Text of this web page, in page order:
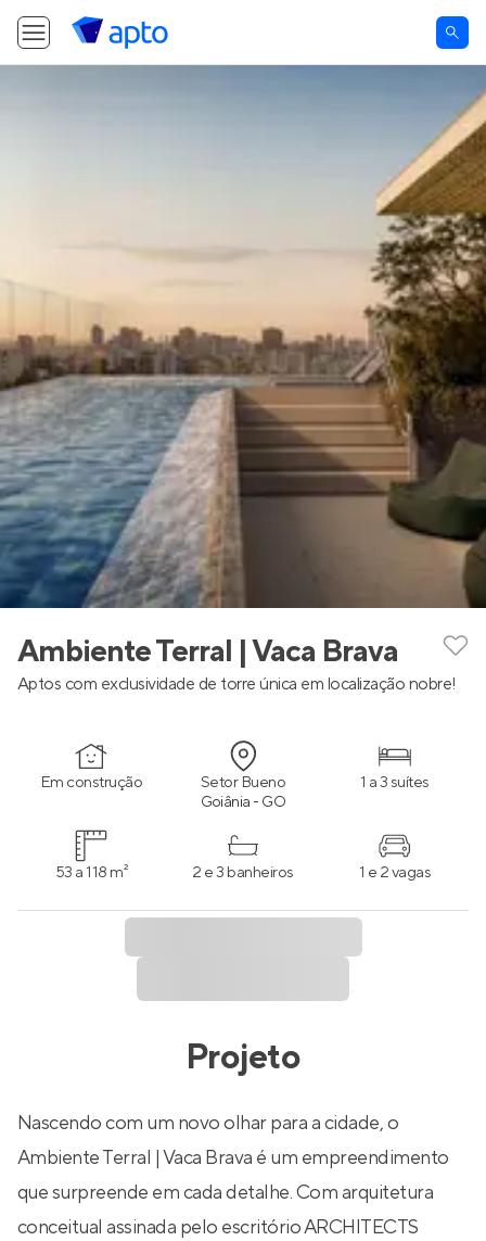
Ambiente Terral | Vaca Brava
Aptos com exclusividade de torre única em localização nobre!
Em construção Setor Bueno
Goiânia - GO
1 a 3 suítes
53 a 118 m² 2 e 3 banheiros 1 e 2 vagas
Projeto
Nascendo com um novo olhar para a cidade, o
Ambiente Terral | Vaca Brava é um empreendimento
que surpreende em cada detalhe. Com arquitetura
conceitual assinada pelo escritório ARCHITECTS